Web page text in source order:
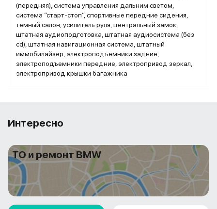
(передняя), система управления дальним светом,
система “старт-стоп”, спортивные передние сидения,
темный салон, усилитель руля, центральный замок,
штатная аудиоподготовка, штатная аудиосистема (без
cd), штатная навигационная система, штатный
иммобилайзер, электроподъемники задние,
электроподъемники передние, электропривод зеркал,
электропривод крышки багажника
Интересно
ТО и ремонт BMW